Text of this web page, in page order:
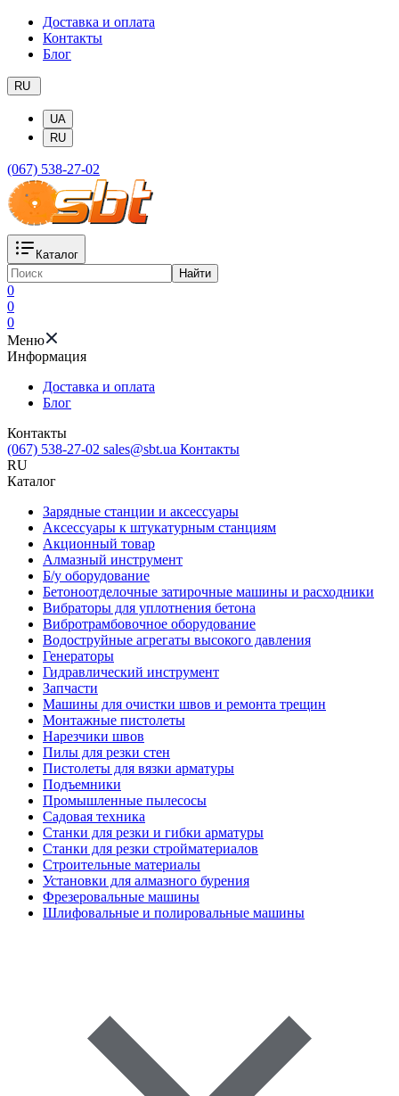
Доставка и оплата
Контакты
Блог
RU
UA
RU
(067) 538-27-02
Каталог
Найти
0
0
0
Меню
Информация
Доставка и оплата
Блог
Контакты
(067) 538-27-02 sales@sbt.ua Контакты
RU
Каталог
Зарядные станции и аксессуары
Аксессуары к штукатурным станциям
Акционный товар
Алмазный инструмент
Б/у оборудование
Бетоноотделочные затирочные машины и расходники
Вибраторы для уплотнения бетона
Вибротрамбовочное оборудование
Водоструйные агрегаты высокого давления
Генераторы
Гидравлический инструмент
Запчасти
Машины для очистки швов и ремонта трещин
Монтажные пистолеты
Нарезчики швов
Пилы для резки стен
Пистолеты для вязки арматуры
Подъемники
Промышленные пылесосы
Садовая техника
Станки для резки и гибки арматуры
Станки для резки стройматериалов
Строительные материалы
Установки для алмазного бурения
Фрезеровальные машины
Шлифовальные и полировальные машины